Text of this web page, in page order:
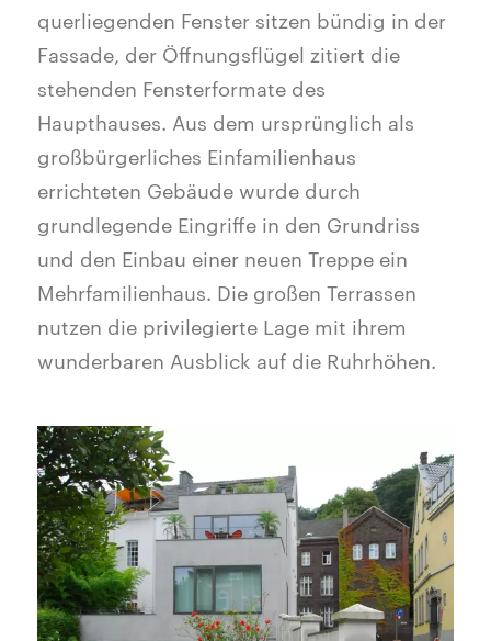
querliegenden Fenster sitzen bündig in der
Fassade, der Öffnungsflügel zitiert die
stehenden Fensterformate des
Haupthauses. Aus dem ursprünglich als
großbürgerliches Einfamilienhaus
errichteten Gebäude wurde durch
grundlegende Eingriffe in den Grundriss
und den Einbau einer neuen Treppe ein
Mehrfamilienhaus. Die großen Terrassen
nutzen die privilegierte Lage mit ihrem
wunderbaren Ausblick auf die Ruhrhöhen.